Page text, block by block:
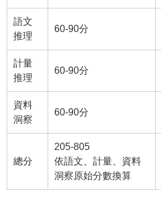
語文
推理
60-90分
計量
推理
60-90分
資料
洞察
60-90分
總分
205-805
依語文、計量、資料
洞察原始分數換算